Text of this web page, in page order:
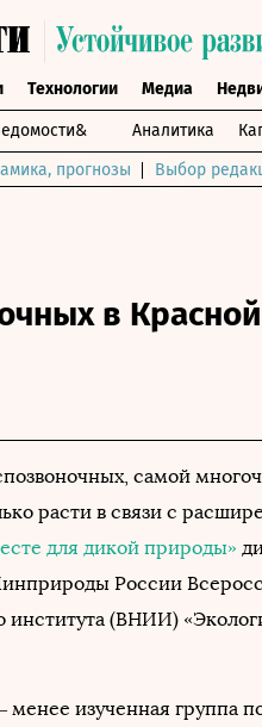
Технологии Медиа
Аналитика
прогнозы Выбор
в
самой
расти в связи с
для дикой природы»
России
института (ВНИИ)
менее изученная группа